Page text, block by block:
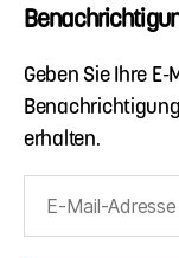
Geben Sie Ihre
erhalten.
Mail-
Adresse